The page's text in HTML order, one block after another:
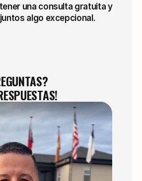
una consulta gratuita y
algo excepcional.